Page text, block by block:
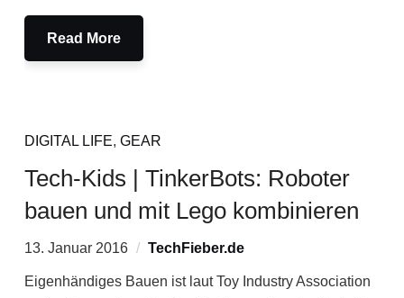
Read More
DIGITAL LIFE, GEAR
Tech-Kids | TinkerBots: Roboter
bauen und mit Lego kombinieren
13. Januar 2016 TechFieber.de
Eigenhändiges Bauen ist laut Toy Industry Association